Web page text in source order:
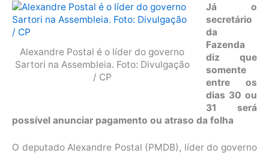
Alexandre Postal é o líder do governo
Sartori na Assembleia. Foto: Divulgação
/ CP
Já o
secretário
da
Fazenda
diz que
somente
entre os
dias 30 ou
31 será
possível anunciar pagamento ou atraso da folha
O deputado Alexandre Postal (PMDB), líder do governo